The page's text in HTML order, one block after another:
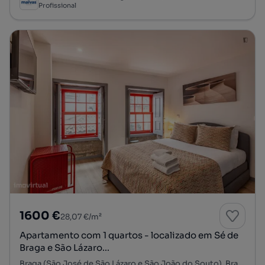
Profissional
1600 €28,07 €/m²
Apartamento com 1 quartos - localizado em Sé de
Braga e São Lázaro...